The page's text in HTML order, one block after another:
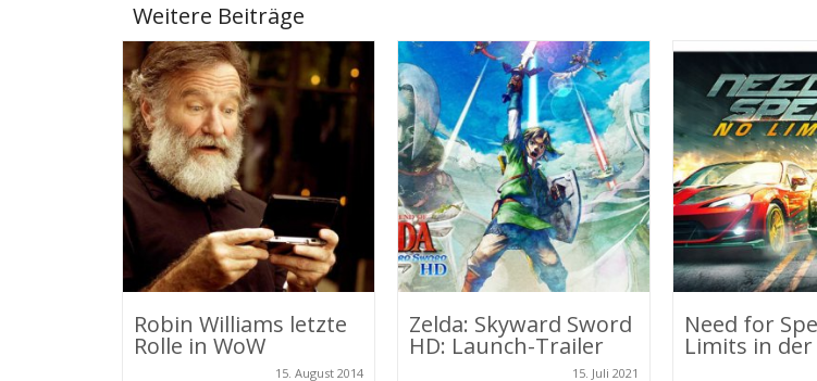
Weitere Beiträge
Robin Williams letzte
Rolle in WoW
15. August 2014
Zelda: Skyward Sword
HD: Launch-Trailer
15. Juli 2021
Need for
Limits in